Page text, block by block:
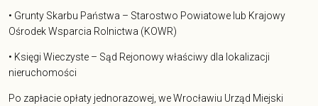
• Grunty Skarbu Państwa – Starostwo Powiatowe lub Krajowy
Ośrodek Wsparcia Rolnictwa (KOWR)
• Księgi Wieczyste – Sąd Rejonowy właściwy dla lokalizacji
nieruchomości
Po zapłacie opłaty jednorazowej, we Wrocławiu Urząd Miejski